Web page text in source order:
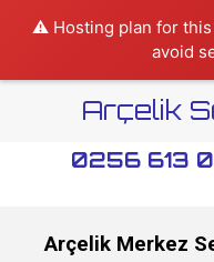
⚠️ Hosting plan for
avoid
Arçelik
0256 613
Arçelik Merkez